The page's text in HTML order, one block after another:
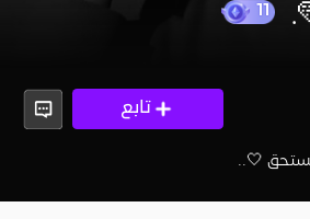
تابع
🤍..